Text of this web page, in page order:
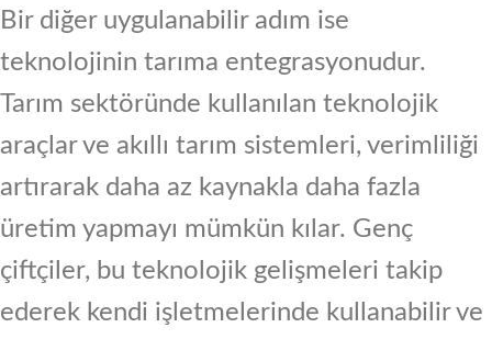
Bir diğer uygulanabilir adım ise
teknolojinin tarıma entegrasyonudur.
Tarım sektöründe kullanılan teknolojik
araçlar ve akıllı tarım sistemleri, verimliliği
artırarak daha az kaynakla daha fazla
üretim yapmayı mümkün kılar. Genç
çiftçiler, bu teknolojik gelişmeleri takip
ederek kendi işletmelerinde kullanabilir ve